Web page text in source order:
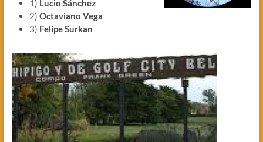
1) Lucio Sánchez
2) Octaviano Vega
3) FelipeSurkan